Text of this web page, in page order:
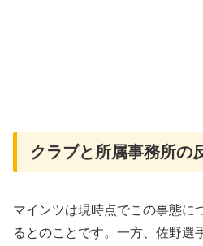
クラブと所属事務所の
マインツは現時点でこの事態に
るとのことです。一方、佐野選